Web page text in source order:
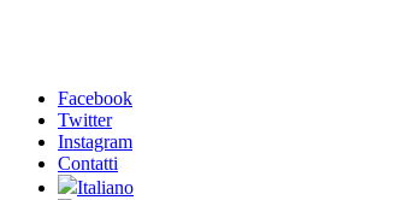
Facebook
Twitter
Instagram
Contatti
Italiano